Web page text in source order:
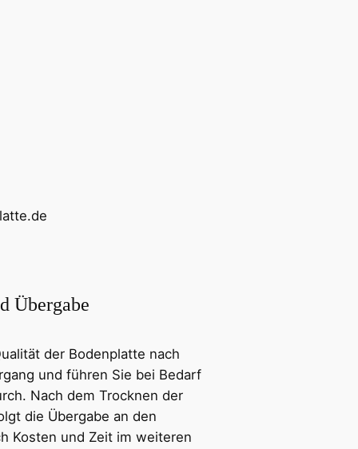
Übergabe
der Bodenplatte nach
und führen Sie bei Bedarf
Nach dem Trocknen der
die Übergabe an den
Kosten und Zeit im weiteren